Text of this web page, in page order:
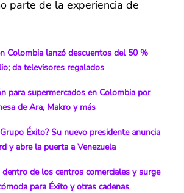
parte de la experiencia de
Colombia lanzó descuentos del 50 %
da televisores regalados
para supermercados en Colombia por
de Ara, Makro y más
Éxito? Su nuevo presidente anuncia
y abre la puerta a Venezuela
dentro de los centros comerciales y surge
para Éxito y otras cadenas